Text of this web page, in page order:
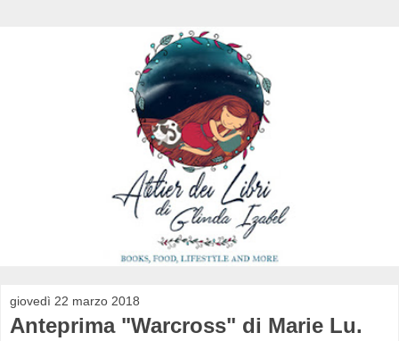
giovedì 22 marzo 2018
Anteprima "Warcross" di Marie Lu.